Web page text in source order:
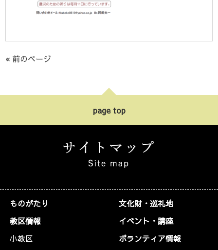
« 前のページ
page top
ものがたり
教区情報
小教区
文化財・巡礼地
イベント・講座
ボランティア情報